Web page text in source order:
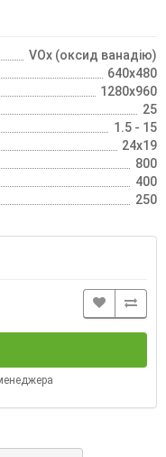
VOx (оксид ванадію)
640х480
1280x960
25
1.5 - 15
24x19
800
400
250